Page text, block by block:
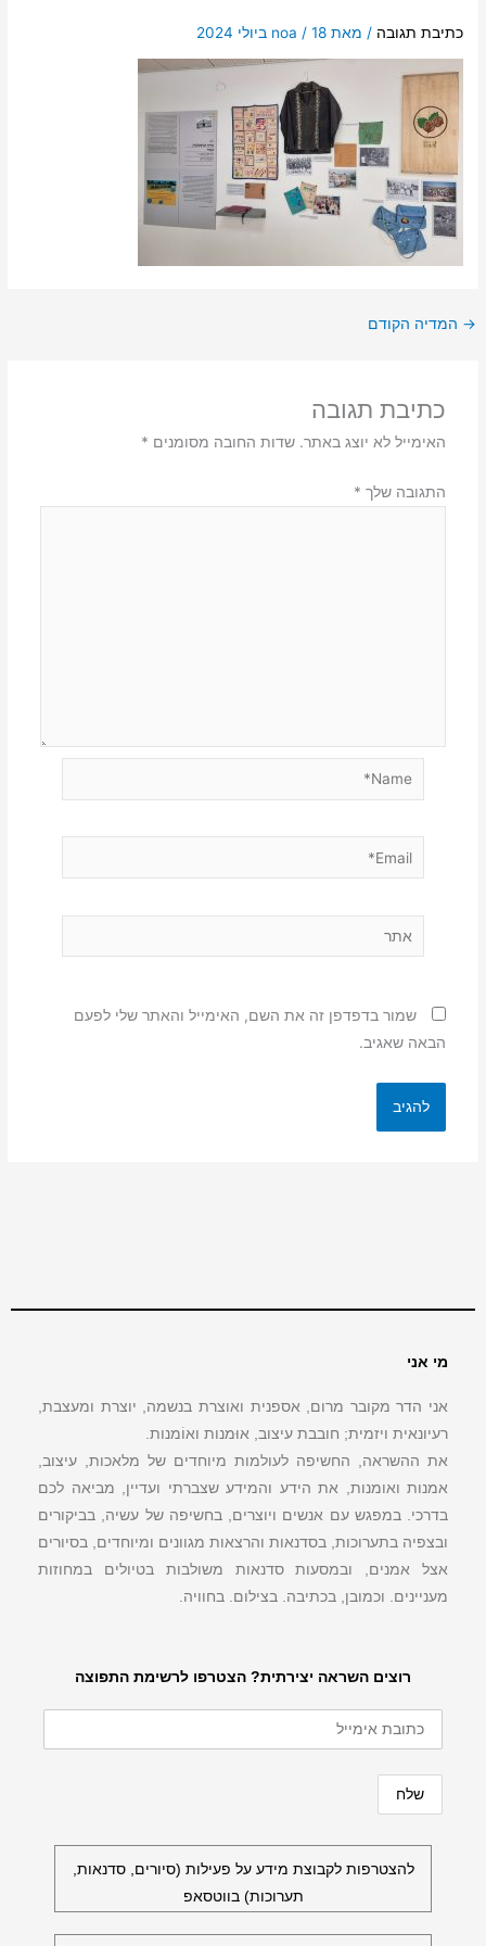
כתיבת תגובה / מאת noa / 18 ביולי 2024
→ המדיה הקודם
כתיבת תגובה
האימייל לא יוצג באתר. שדות החובה מסומנים *
התגובה שלך *
Email*
שמור בדפדפן זה את השם, האימייל והאתר שלי לפעם
הבאה שאגיב.
רוצים השראה יצירתית? הצטרפו לרשימת התפוצה
להצטרפות לקבוצת מידע על פעילות (סיורים, סדנאות,
תערוכות) בווטסאפ
מי אני
אני הדר מקובר מרום, אספנית ואוצרת בנשמה, יוצרת ומעצבת,
רעיונאית ויזמית; חובבת עיצוב, אוּמנות ואוֹמנות.
את ההשראה, החשיפה לעולמות מיוחדים של מלאכות, עיצוב,
אמנות ואומנות, את הידע והמידע שצברתי ועדיין, מביאה לכם
בדרכי. במפגש עם אנשים ויוצרים, בחשיפה של עשיה, בביקורים
ובצפיה בתערוכות, בסדנאות והרצאות מגוונים ומיוחדים, בסיורים
אצל אמנים, ובמסעות סדנאות משולבות בטיולים במחוזות
מעניינים. וכמובן, בכתיבה. בצילום. בחוויה.